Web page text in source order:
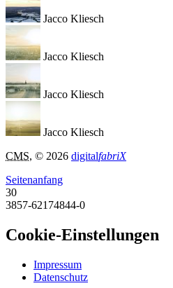
Jacco Kliesch
Jacco Kliesch
Jacco Kliesch
Jacco Kliesch
CMS, © 2026 digitalfabriX
Seitenanfang
30
3857-62174844-0
Cookie-Einstellungen
Impressum
Datenschutz